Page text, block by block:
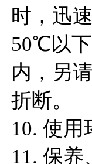
时，迅
50℃以
内，另
折断。
10. 使
11. 保